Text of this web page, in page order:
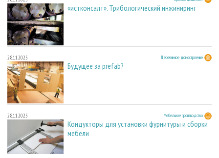
«истконсалт». Трибологический инжиниринг
28.11.2025 Деревянное домостроение
Будущее за prefab?
28.11.2025 Мебельное производство
Кондукторы для установки фурнитуры и сборки
мебели